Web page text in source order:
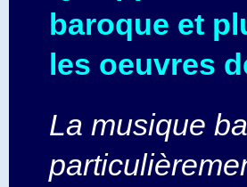
baroque et
les oeuvres
La musique